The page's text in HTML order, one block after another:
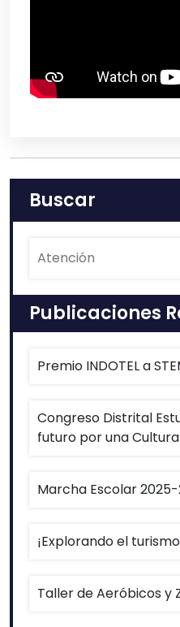
Buscar
Publicaciones
Premio INDOTEL a
Congreso Distrital
futuro por una Cultura
Marcha Escolar
¡Explorando el
Taller de Aeróbicos y